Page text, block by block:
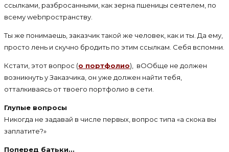
ссылками, разбросанными, как зерна пшеницы сеятелем, по
всему webпространству.
Ты же понимаешь, заказчик такой же человек, как и ты. Да ему,
просто лень и скучно бродить по этим ссылкам. Себя вспомни.
Кстати, этот вопрос (о портфолио), вООбще не должен
возникнуть у Заказчика, он уже должен найти тебя,
отталкиваясь от твоего портфолио в сети.
Глупые вопросы
Никогда не задавай в числе первых, вопрос типа «а скока вы
заплатите?»
Поперед батьки...